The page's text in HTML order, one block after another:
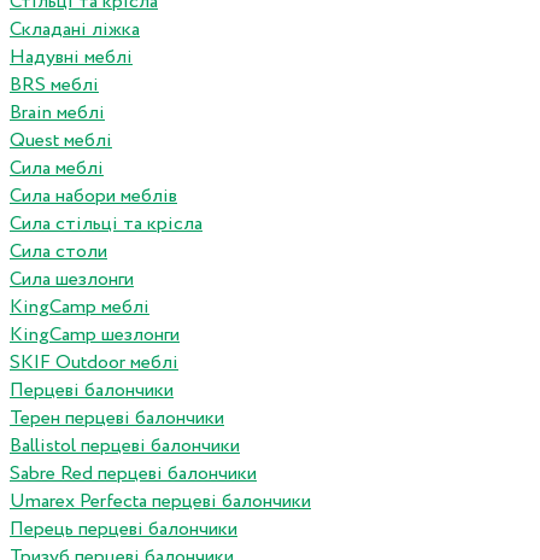
Складані ліжка
Надувні меблі
BRS меблі
Brain меблі
Quest меблі
Сила меблі
Сила набори меблів
Сила стільці та крісла
Сила столи
Сила шезлонги
KingCamp меблі
KingCamp шезлонги
SKIF Outdoor меблі
Перцеві балончики
Терен перцеві балончики
Ballistol перцеві балончики
Sabre Red перцеві балончики
Umarex Perfecta перцеві балончики
Перець перцеві балончики